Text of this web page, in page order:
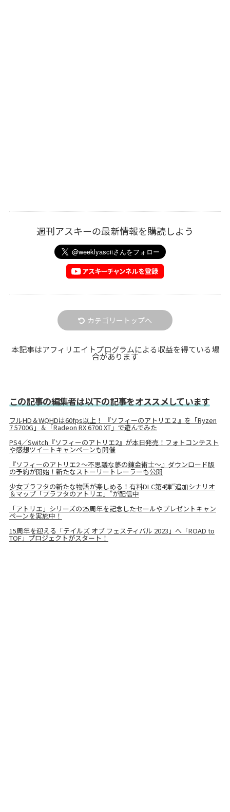
週刊アスキーの最新情報を購読しよう
カテゴリートップへ
本記事はアフィリエイトプログラムによる収益を得ている場
合があります
この記事の編集者は以下の記事をオススメしています
フルHD＆WQHDは60fps以上！ 『ソフィーのアトリエ２』を「Ryzen
7 5700G」＆「Radeon RX 6700 XT」で遊んでみた
PS4／Switch『ソフィーのアトリエ2』が本日発売！フォトコンテスト
や感想ツイートキャンペーンも開催
『ソフィーのアトリエ2 ～不思議な夢の錬金術士～』ダウンロード版
の予約が開始！新たなストーリートレーラーも公開
少女プラフタの新たな物語が楽しめる！有料DLC第4弾“追加シナリオ
＆マップ「プラフタのアトリエ」”が配信中
「アトリエ」シリーズの25周年を記念したセールやプレゼントキャン
ペーンを実施中！
15周年を迎える「テイルズ オブ フェスティバル 2023」へ「ROAD to
TOF」プロジェクトがスタート！